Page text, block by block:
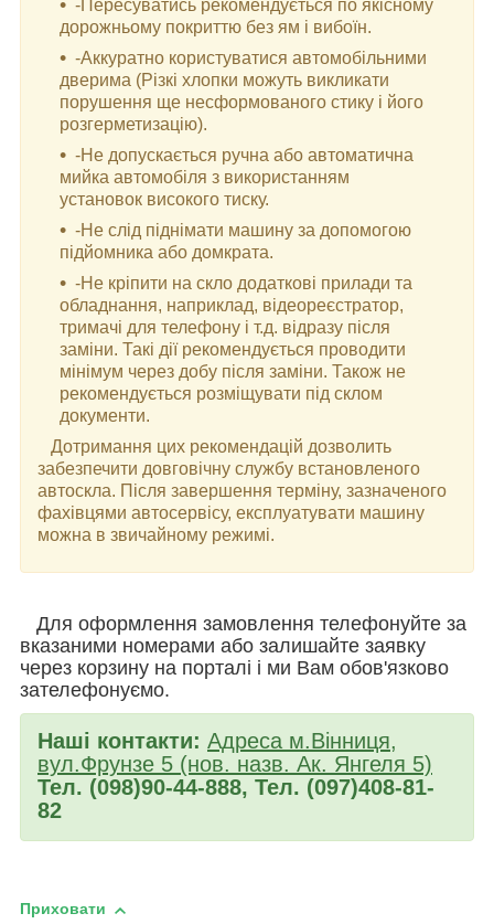
-Пересуватись рекомендується по якісному
дорожньому покриттю без ям і вибоїн.
-Аккуратно користуватися автомобільними
дверима (Різкі хлопки можуть викликати
порушення ще несформованого стику і його
розгерметизацію).
-Не допускається ручна або автоматична
мийка автомобіля з використанням
установок високого тиску.
-Не слід піднімати машину за допомогою
підйомника або домкрата.
-Не кріпити на скло додаткові прилади та
обладнання, наприклад, відеореєстратор,
тримачі для телефону і т.д. відразу після
заміни. Такі дії рекомендується проводити
мінімум через добу після заміни. Також не
рекомендується розміщувати під склом
документи.
Дотримання цих рекомендацій дозволить
забезпечити довговічну службу встановленого
автоскла. Після завершення терміну, зазначеного
фахівцями автосервісу, експлуатувати машину
можна в звичайному режимі.
Для оформлення замовлення телефонуйте за
вказаними номерами або залишайте заявку
через корзину на порталі і ми Вам обов'язково
зателефонуємо.
Наші контакти: Адреса м.Вінниця,
вул.Фрунзе 5 (нов. назв. Ак. Янгеля 5)
Тел. (098)90-44-888, Тел. (097)408-81-
82
Приховати